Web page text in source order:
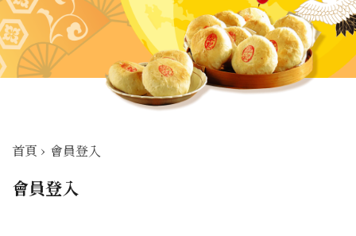
首頁 › 會員登入
會員登入